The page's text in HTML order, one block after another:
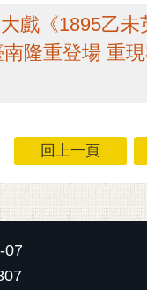
戲《1895乙
隆重登場 重
回上一頁
07